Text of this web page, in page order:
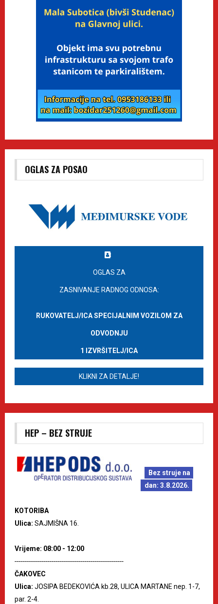
OGLAS ZA POSAO
OGLAS ZA
ZASNIVANJE RADNOG ODNOSA:
RUKOVATELJ/ICA SPECIJALNIM VOZILOM ZA
ODVODNJU
1 IZVRŠITELJ/ICA
KLIKNI ZA DETALJE!
HEP – BEZ STRUJE
Bez struje na
dan: 3.8.2026.
KOTORIBA
Ulica: SAJMIŠNA 16.
Vrijeme: 08:00 - 12:00
--------------------------------------------------------
ČAKOVEC
Ulica: JOSIPA BEDEKOVIĆA kb.28, ULICA MARTANE nep. 1-7,
par. 2-4.